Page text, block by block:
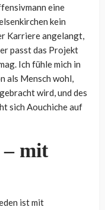
eine
kein
Karriere angelangt,
passt das Projekt
Ich fühle mich in
als Mensch wohl,
wird, und des
sich Aouchiche auf
– mit
ist mit